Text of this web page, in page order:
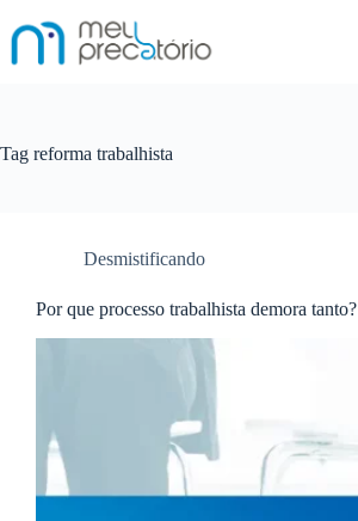
para
Tag reforma trabalhista
Desmistificando
Por que processo trabalhista demora tanto?